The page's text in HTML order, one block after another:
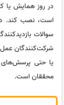
در روز همایش یا
است، نصب کند. در
سوالات
شرکت‌کنندگان عمل
یا حتی پرسش‌های
محققان است.